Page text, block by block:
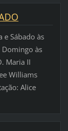
e Sábado às
às
Maria II
Williams
Alice